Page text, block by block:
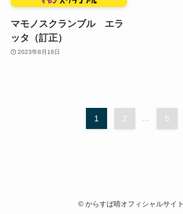
マモノスクランブル エラ
ッタ（訂正）
2023年8月18日
1 2 5
©からすば晴オフィシャルサイト.